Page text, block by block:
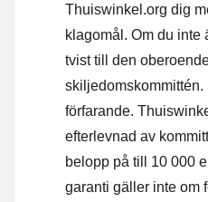
Thuiswinkel.org dig
klagomål. Om du inte
tvist till den
skiljedomskommittén.
förfarande.
efterlevnad av
belopp på till 10 000
garanti gäller inte om